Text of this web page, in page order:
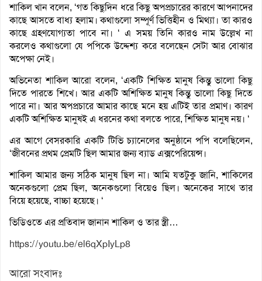
শাকিল খান বলেন, ‘গত কিছুদিন ধরে​ কিছু অপপ্রচারের কারণে আপনাদের
কাছে আসতে বাধ্য হলাম। কথাগুলো সম্পূর্ণ ভিত্তিহীন ও মিথ্যা। তা কারও
কাছে গ্রহণযোগ্যতা পাবে না। ‘ এ সময় তিনি কারও নাম উল্লেখ না
করলেও কথাগুলো যে পপিকে উদ্দেশ্য করে বলেছেন সেটা আর বোঝার
অপেক্ষা নেই।
অভিনেতা শাকিল আরো বলেন, ‘একটি শিক্ষিত মানুষ কিন্তু ভালো কিছু
দিতে পারতে শিখে। আর একটি অশিক্ষিত মানুষ কিন্তু ভালো কিছু দিতে
পারে না। আর অপপ্রচারে আমার কাছে মনে হয় এটিই তার প্রমাণ। কারণ
একটি অশিক্ষিত মানুষই এ ধরনের কথা বলতে পারে, শিক্ষিত মানুষ নয়। ‘
এর আগে বেসরকারি একটি টিভি চ্যানেলের অনুষ্ঠানে পপি বলেছিলেন,
‘জীবনের প্রথম প্রেমটি ছিল আমার জন্য ব্যাড এক্সপেরিয়েন্স।
শাকিল আমার জন্য সঠিক মানুষ ছিল না। আমি যতটুকু জানি, শাকিলের
অনেকগুলো প্রেম ছিল, অনেকগুলো বিয়েও ছিল। অনেকের সাথে তার
বিয়ে হয়েছে, বাচ্চা হয়েছে। ‘
ভিডিওতে এর প্রতিবাদ জানান শাকিল ও তার স্ত্রী…
https://youtu.be/el6qXpIyLp8
আরো সংবাদঃ